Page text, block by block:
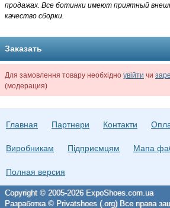
продажах. Все ботинки имеют приятный
качество сборки.
Заказать
Для замовлення товару необхідно увійти чи
(модерация)
Главная Партнери Контакти
Виробникам Підприємцям Мапа
Полная версия
Copyright © 2005-2026 ExpoShoes.com.ua
Разработка © Privatshoes (.org) Все права